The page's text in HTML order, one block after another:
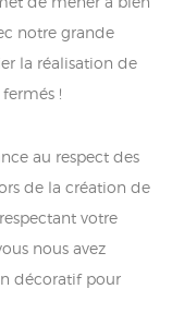
notre grande
la réalisation de
!
au respect des
de la création de
votre
nous avez
décoratif pour